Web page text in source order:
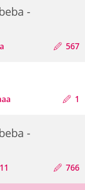
-
567
1
-
766